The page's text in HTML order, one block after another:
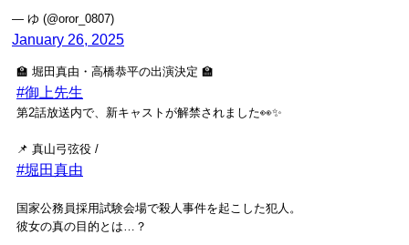
— ゆ (@oror_0807)
January 26, 2025
🏫 堀田真由・高橋恭平の出演決定 🏫
#御上先生
第2話放送内で、新キャストが解禁されました👀✨
📌 真山弓弦役 /
#堀田真由
国家公務員採用試験会場で殺人事件を起こした犯人。
彼女の真の目的とは…？